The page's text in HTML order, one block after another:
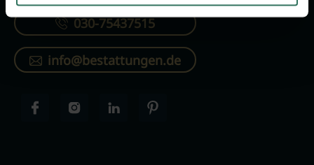
030-75437515
info@bestattungen.de